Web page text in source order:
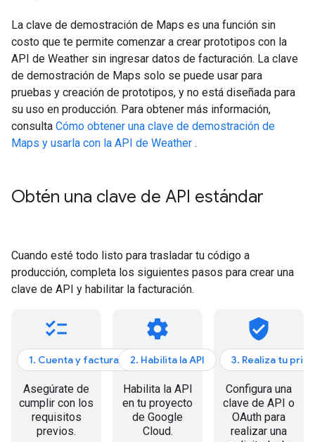
La clave de demostración de Maps es una función sin
costo que te permite comenzar a crear prototipos con la
API de Weather sin ingresar datos de facturación. La clave
de demostración de Maps solo se puede usar para
pruebas y creación de prototipos, y no está diseñada para
su uso en producción. Para obtener más información,
consulta Cómo obtener una clave de demostración de
Maps y usarla con la API de Weather .
Obtén una clave de API estándar
Cuando esté todo listo para trasladar tu código a
producción, completa los siguientes pasos para crear una
clave de API y habilitar la facturación.
checklist
1. Cuenta y facturación
Asegúrate de
cumplir con los
requisitos
previos.
settings
2. Habilita la API
Habilita la API
en tu proyecto
de Google
Cloud.
verified_user
3. Realiza tu
Configura una
clave de API o
OAuth para
realizar una